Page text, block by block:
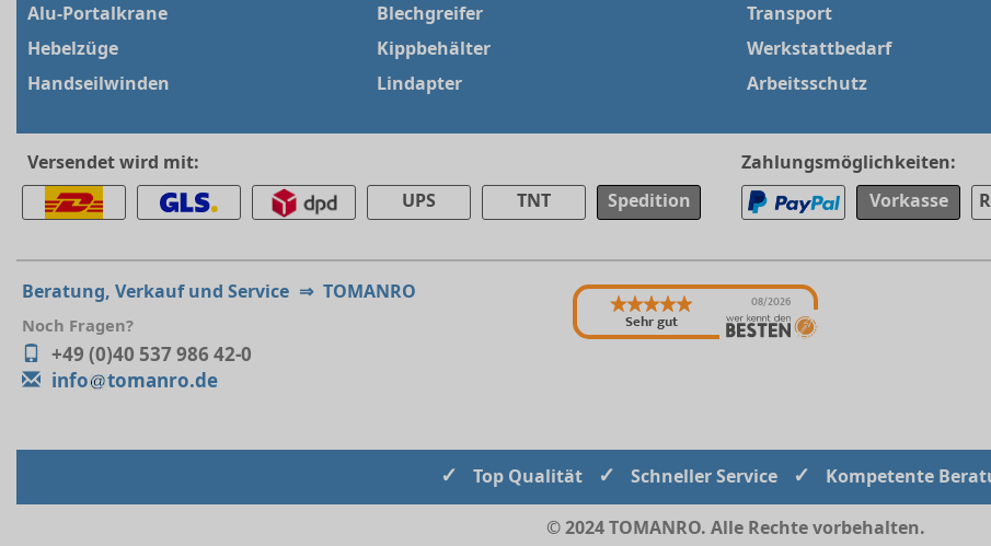
Alu-Portalkrane
Hebelzüge
Handseilwinden
Blechgreifer
Kippbehälter
Lindapter
Transport
Werkstattbedarf
Arbeitsschutz
Versendet wird mit:
UPS
TNT Spedition
Zahlungsmöglichkeiten:
Vorkasse
Beratung, Verkauf und Service ⇒ TOMANRO
Noch Fragen?
+49 (0)40 537 986 42-0
info
tomanro.de
Sehr gut
08/2026
✓ Top Qualität ✓ Schneller Service ✓ Kompetente
© 2024 TOMANRO. Alle Rechte vorbehalten.